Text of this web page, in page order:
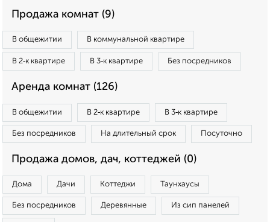
Продажа комнат (9)
В общежитии В коммунальной квартире
В 2‑к квартире В 3‑к квартире Без посредников
Аренда комнат (126)
В общежитии В 2‑к квартире В 3‑к квартире
Без посредников На длительный срок Посуточно
Продажа домов, дач, коттеджей (0)
Дома Дачи Коттеджи Таунхаусы
Без посредников Деревянные Из сип панелей